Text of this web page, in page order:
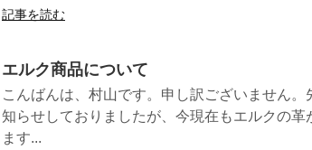
記事を読む
エルク商品について
こんばんは、村山です。申し訳ございません
知らせしておりましたが、今現在もエルクの革
ます...